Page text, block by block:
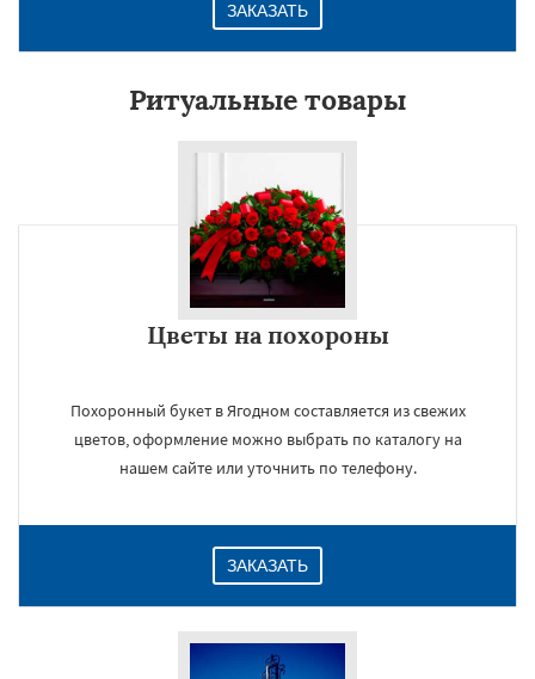
ЗАКАЗАТЬ
Ритуальные товары
Цветы на похороны
Похоронный букет в Ягодном составляется из свежих
цветов, оформление можно выбрать по каталогу на
нашем сайте или уточнить по телефону.
ЗАКАЗАТЬ